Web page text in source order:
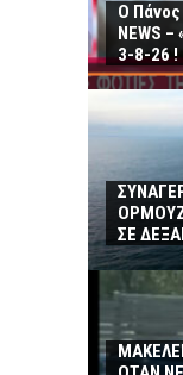
Ο
NEWS
3-8-26 !
ΟΡΜΟΥΖ
ΣΕ